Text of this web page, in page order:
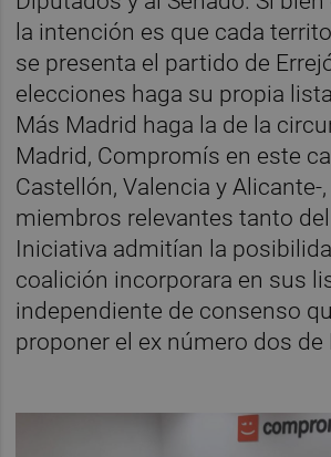
la intención es que cada
se presenta el partido de
elecciones haga su propia
Más Madrid haga la de la
Madrid, Compromís en este
Castellón, Valencia y
miembros relevantes tanto
Iniciativa admitían la
coalición incorporara en sus
independiente de consenso
proponer el ex número dos de